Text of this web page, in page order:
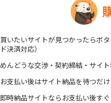
買いたいサイトが見つかったらボ
ド決済対応）
めんどうな交渉・契約締結・サイ
お支払い後はサイト納品を待つだけ
即時納品サイトならお支払い後す